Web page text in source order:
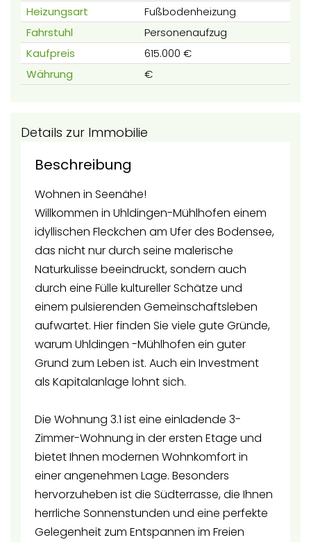
Heizungsart
Fußbodenheizung
Fahrstuhl
Personenaufzug
Kaufpreis
615.000 €
Währung
€
Details zur Immobilie
Beschreibung
Wohnen in Seenähe!
Willkommen in Uhldingen-Mühlhofen einem
idyllischen Fleckchen am Ufer des Bodensee,
das nicht nur durch seine malerische
Naturkulisse beeindruckt, sondern auch
durch eine Fülle kultureller Schätze und
einem pulsierenden Gemeinschaftsleben
aufwartet. Hier finden Sie viele gute Gründe,
warum Uhldingen -Mühlhofen ein guter
Grund zum Leben ist. Auch ein Investment
als Kapitalanlage lohnt sich.
Die Wohnung 3.1 ist eine einladende 3-
Zimmer-Wohnung in der ersten Etage und
bietet Ihnen modernen Wohnkomfort in
einer angenehmen Lage. Besonders
hervorzuheben ist die Südterrasse, die Ihnen
herrliche Sonnenstunden und eine perfekte
Gelegenheit zum Entspannen im Freien